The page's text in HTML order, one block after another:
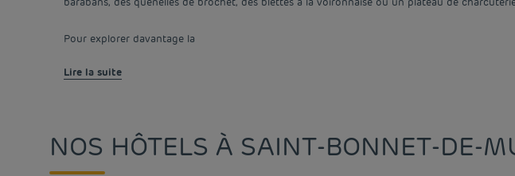
Pour explorer davantage la
Lire la suite
NOS HÔTELS À SAINT-BONNET-DE-